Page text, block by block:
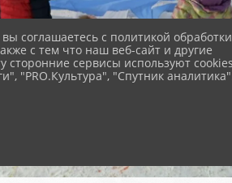
соглашаетесь с политикой обработки
с тем что наш веб-сайт и другие
сторонние сервисы используют
"PRO.Культура", "Спутник